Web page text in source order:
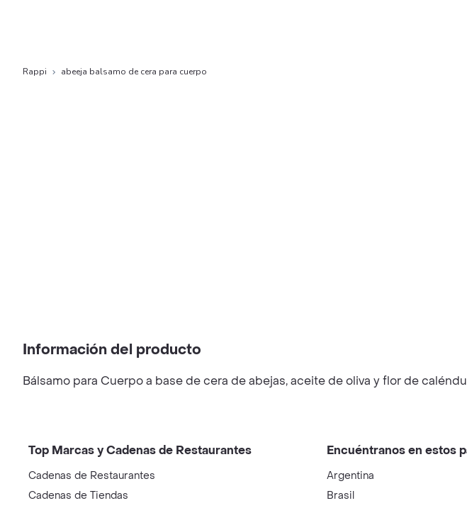
Rappi abeeja balsamo de cera para cuerpo
Información del producto
Bálsamo para Cuerpo a base de cera de abejas, aceite de oliva y flor de
Top Marcas y Cadenas de Restaurantes
Cadenas de Restaurantes
Cadenas de Tiendas
Encuéntranos en estos
Argentina
Brasil